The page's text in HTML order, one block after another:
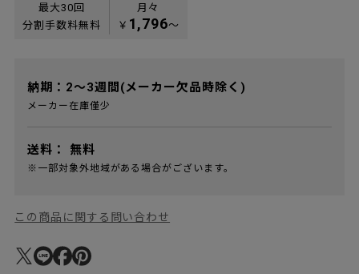
最大30回
分割手数料無料
月々
￥ 1,796〜
納期：2～3週間(メーカー欠品時除く)
メーカー在庫僅少
送料： 無料
※一部対象外地域がある場合がございます。
この商品に関する問い合わせ